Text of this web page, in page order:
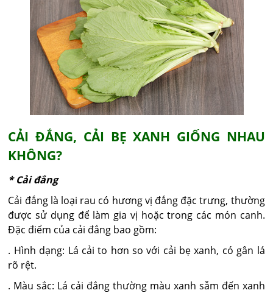
CẢI ĐẮNG, CẢI BẸ XANH GIỐNG NHAU
KHÔNG?
* Cải đắng
Cải đắng là loại rau có hương vị đắng đặc trưng, thường
được sử dụng để làm gia vị hoặc trong các món canh.
Đặc điểm của cải đắng bao gồm:
. Hình dạng: Lá cải to hơn so với cải bẹ xanh, có gân lá
rõ rệt.
. Màu sắc: Lá cải đắng thường màu xanh sẫm đến xanh